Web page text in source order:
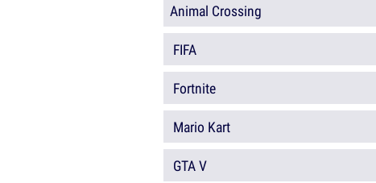
Animal Crossing
FIFA
Fortnite
Mario Kart
GTA V